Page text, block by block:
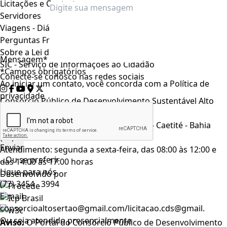
Mensagem*
*Campos obrigatórios
Ao iniciar um contato, você concorda com a Política de
privacidade
...Ou se preferir
Ligue para nós
(77) 3454 - 3994
E-mail
consorcioaltosertao@gmail.com/licitacao.cds@gmail.
Ou seja atendido presencialmente
Licitações e Contratos
Servidores
Viagens - Diárias e Passagens
Perguntas Frequentes
Sobre a Lei de Acesso à Informação
SIC - Serviço de Informações ao Cidadão
Conecte-se conosco nas redes sociais
Consórcio Público de Desenvolvimento Sustentável Alto
Sertão
Rua da Chácara, n° 294, Bairro Chácara - Caetité - Bahia
(77) 3454 - 3994
Atendimento: segunda a sexta-feira, das 08:00 às 12:00 e
das 14:00 às 17:00 horas
Desenvolvido por
Aviso:O Portal do Consórcio Público de Desenvolvimento